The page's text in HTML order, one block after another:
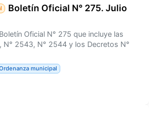
Boletín Oficial N° 275. Julio
Oficial N° 275 que incluye las
N° 2543, N° 2544 y los Decretos N°
municipal